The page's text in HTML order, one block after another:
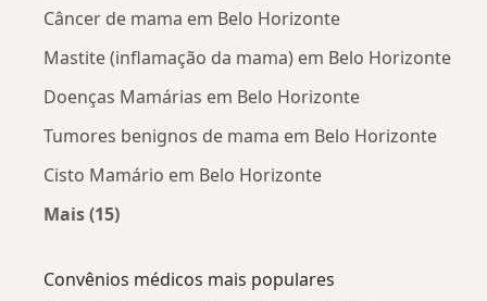
Câncer de mama em Belo Horizonte
Mastite (inflamação da mama) em Belo Horizonte
Doenças Mamárias em Belo Horizonte
Tumores benignos de mama em Belo Horizonte
Cisto Mamário em Belo Horizonte
Mais (15)
Convênios médicos mais populares